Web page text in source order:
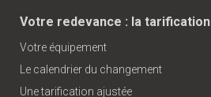
Votre redevance : la tarification
Votre équipement
Le calendrier du changement
Une tarification ajustée